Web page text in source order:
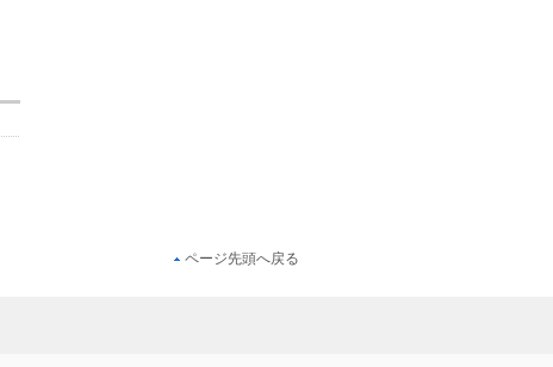
ページ先頭へ戻る